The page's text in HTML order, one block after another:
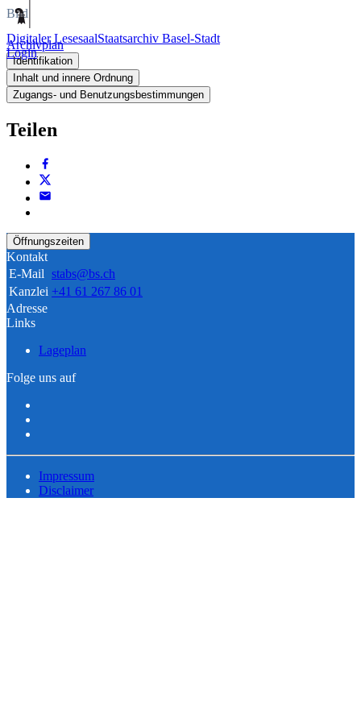
Digitaler LesesaalStaatsarchiv Basel-Stadt
Login
Bild
Archivplan
Identifikation
Inhalt und innere Ordnung
Zugangs- und Benutzungsbestimmungen
Teilen
Öffnungszeiten
Kontakt
E-Mail stabs@bs.ch
Kanzlei +41 61 267 86 01
Adresse
Links
Lageplan
Folge uns auf
Impressum
Disclaimer